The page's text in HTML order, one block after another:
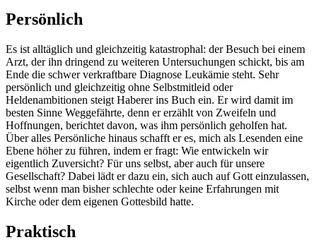
Persönlich
Es ist alltäglich und gleichzeitig katastrophal: der Besuch bei einem
Arzt, der ihn dringend zu weiteren Untersuchungen schickt, bis am
Ende die schwer verkraftbare Diagnose Leukämie steht. Sehr
persönlich und gleichzeitig ohne Selbstmitleid oder
Heldenambitionen steigt Haberer ins Buch ein. Er wird damit im
besten Sinne Weggefährte, denn er erzählt von Zweifeln und
Hoffnungen, berichtet davon, was ihm persönlich geholfen hat.
Über alles Persönliche hinaus schafft er es, mich als Lesenden eine
Ebene höher zu führen, indem er fragt: Wie entwickeln wir
eigentlich Zuversicht? Für uns selbst, aber auch für unsere
Gesellschaft? Dabei lädt er dazu ein, sich auch auf Gott einzulassen,
selbst wenn man bisher schlechte oder keine Erfahrungen mit
Kirche oder dem eigenen Gottesbild hatte.
Praktisch